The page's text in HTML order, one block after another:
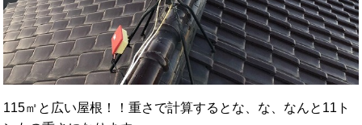
115㎡と広い屋根！！重さで計算するとな、な、なんと11ト